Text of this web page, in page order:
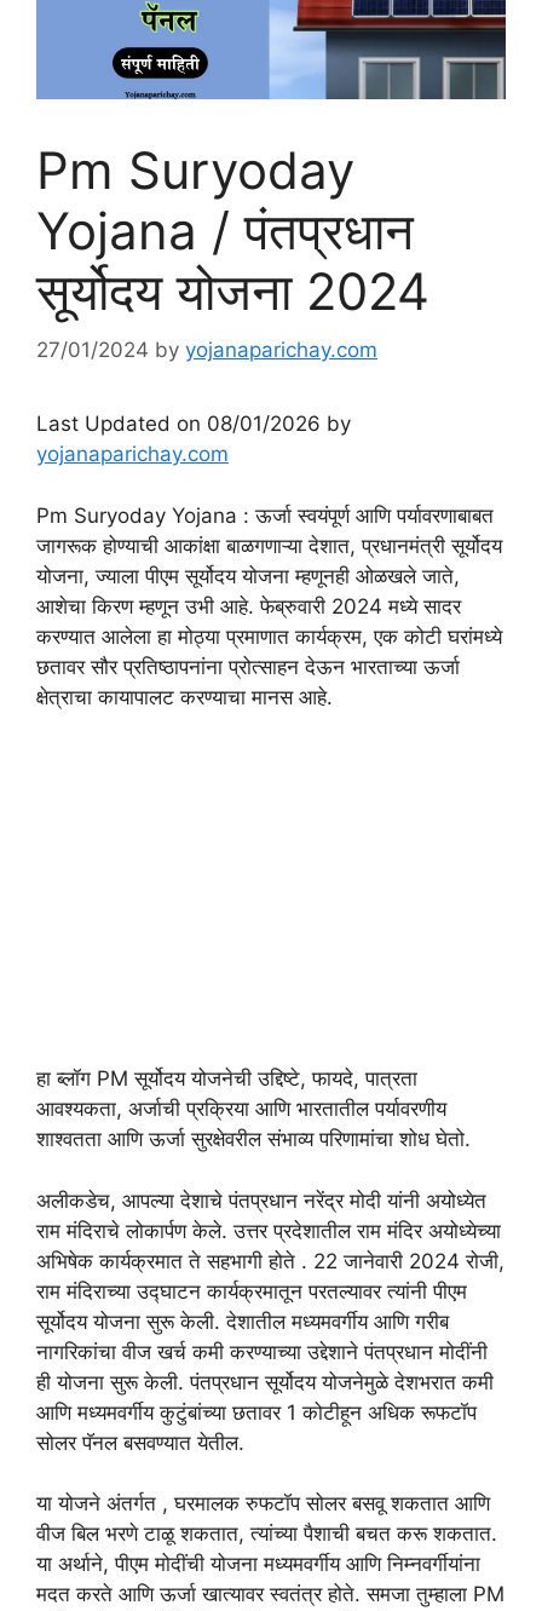
Pm Suryoday
Yojana / पंतप्रधान
सूर्योदय योजना 2024
27/01/2024 by yojanaparichay.com
Last Updated on 08/01/2026 by
yojanaparichay.com
Pm Suryoday Yojana : ऊर्जा स्वयंपूर्ण आणि पर्यावरणाबाबत
जागरूक होण्याची आकांक्षा बाळगणाऱ्या देशात, प्रधानमंत्री सूर्योदय
योजना, ज्याला पीएम सूर्योदय योजना म्हणूनही ओळखले जाते,
आशेचा किरण म्हणून उभी आहे. फेब्रुवारी 2024 मध्ये सादर
करण्यात आलेला हा मोठ्या प्रमाणात कार्यक्रम, एक कोटी घरांमध्ये
छतावर सौर प्रतिष्ठापनांना प्रोत्साहन देऊन भारताच्या ऊर्जा
क्षेत्राचा कायापालट करण्याचा मानस आहे.
हा ब्लॉग PM सूर्योदय योजनेची उद्दिष्टे, फायदे, पात्रता
आवश्यकता, अर्जाची प्रक्रिया आणि भारतातील पर्यावरणीय
शाश्वतता आणि ऊर्जा सुरक्षेवरील संभाव्य परिणामांचा शोध घेतो.
अलीकडेच, आपल्या देशाचे पंतप्रधान नरेंद्र मोदी यांनी अयोध्येत
राम मंदिराचे लोकार्पण केले. उत्तर प्रदेशातील राम मंदिर अयोध्येच्या
अभिषेक कार्यक्रमात ते सहभागी होते . 22 जानेवारी 2024 रोजी,
राम मंदिराच्या उद्घाटन कार्यक्रमातून परतल्यावर त्यांनी पीएम
सूर्योदय योजना सुरू केली. देशातील मध्यमवर्गीय आणि गरीब
नागरिकांचा वीज खर्च कमी करण्याच्या उद्देशाने पंतप्रधान मोदींनी
ही योजना सुरू केली. पंतप्रधान सूर्योदय योजनेमुळे देशभरात कमी
आणि मध्यमवर्गीय कुटुंबांच्या छतावर 1 कोटीहून अधिक रूफटॉप
सोलर पॅनल बसवण्यात येतील.
या योजने अंतर्गत , घरमालक रुफटॉप सोलर बसवू शकतात आणि
वीज बिल भरणे टाळू शकतात, त्यांच्या पैशाची बचत करू शकतात.
या अर्थाने, पीएम मोदींची योजना मध्यमवर्गीय आणि निम्नवर्गीयांना
मदत करते आणि ऊर्जा खात्यावर स्वतंत्र होते. समजा तुम्हाला PM